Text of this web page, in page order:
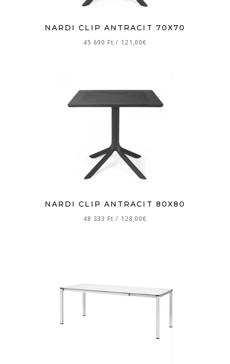
NARDI CLIP ANTRACIT 70X70
45 690 Ft/ 121,00€
NARDI CLIP ANTRACIT 80X80
48 333 Ft/ 128,00€